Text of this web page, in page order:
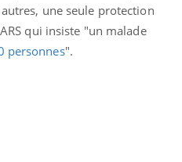
une seule protection
qui insiste "un malade
personnes".